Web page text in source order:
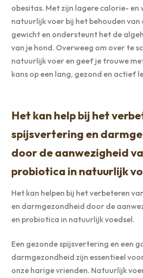
obesitas. Met zijn lagere calorie-
natuurlijk voer bij het behouden van
gewicht en ondersteunt het de
van je hond. Overweeg om over te
natuurlijk voer en geef je trouwe
kans op een lang, gezond en actief
Het kan help bij het
spijsvertering en
door de aanwezigheid
probiotica in natuurlijk
Het kan helpen bij het verbeteren
en darmgezondheid door de
en probiotica in natuurlijk voedsel.
Een gezonde spijsvertering en een
darmgezondheid zijn essentieel
onze harige vrienden. Natuurlijk